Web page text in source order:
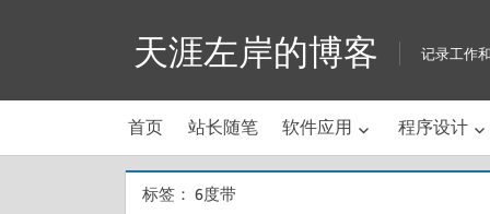
天涯左岸的博客 记录工作
首页 站长随笔 软件应用 程序设计
标签： 6度带